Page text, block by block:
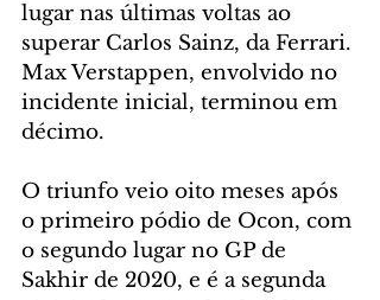
lugar nas últimas voltas ao
superar Carlos Sainz, da Ferrari.
Max Verstappen, envolvido no
incidente inicial, terminou em
décimo.
O triunfo veio oito meses após
o primeiro pódio de Ocon, com
o segundo lugar no GP de
Sakhir de 2020, e é a segunda